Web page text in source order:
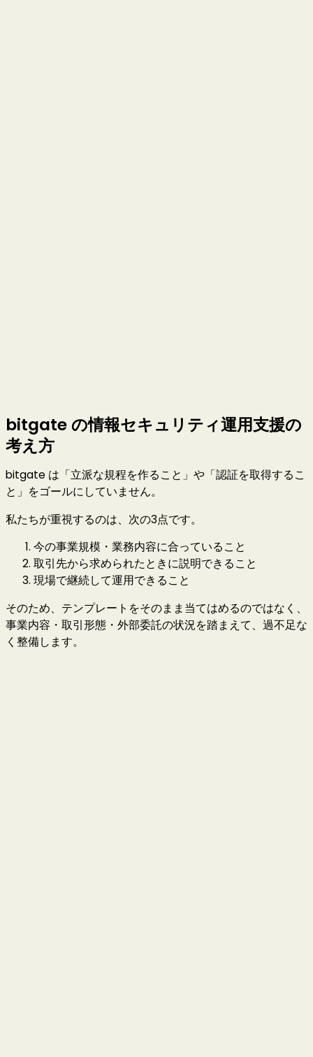
bitgate の情報セキュリティ運用支援の
考え方
bitgate は「立派な規程を作ること」や「認証を取得するこ
と」をゴールにしていません。
私たちが重視するのは、次の3点です。
今の事業規模・業務内容に合っていること
取引先から求められたときに説明できること
現場で継続して運用できること
そのため、テンプレートをそのまま当てはめるのではなく、
事業内容・取引形態・外部委託の状況を踏まえて、過不足な
く整備します。